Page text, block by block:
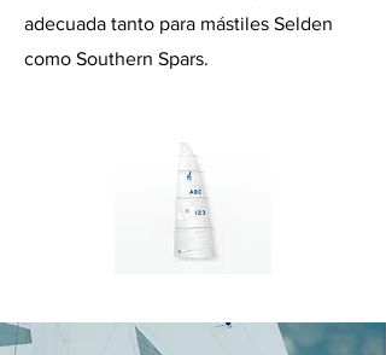
adecuada tanto para mástiles Selden
como Southern Spars.